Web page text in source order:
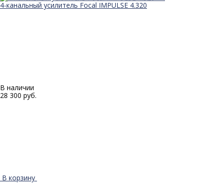
4-канальный усилитель Focal IMPULSE 4.320
В наличии
28 300 руб.
В корзину